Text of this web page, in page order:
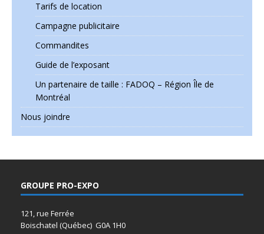
Tarifs de location
Campagne publicitaire
Commandites
Guide de l’exposant
Un partenaire de taille : FADOQ – Région Île de
Montréal
Nous joindre
GROUPE PRO-EXPO
121, rue Ferrée
Boischatel (Québec) G0A 1H0